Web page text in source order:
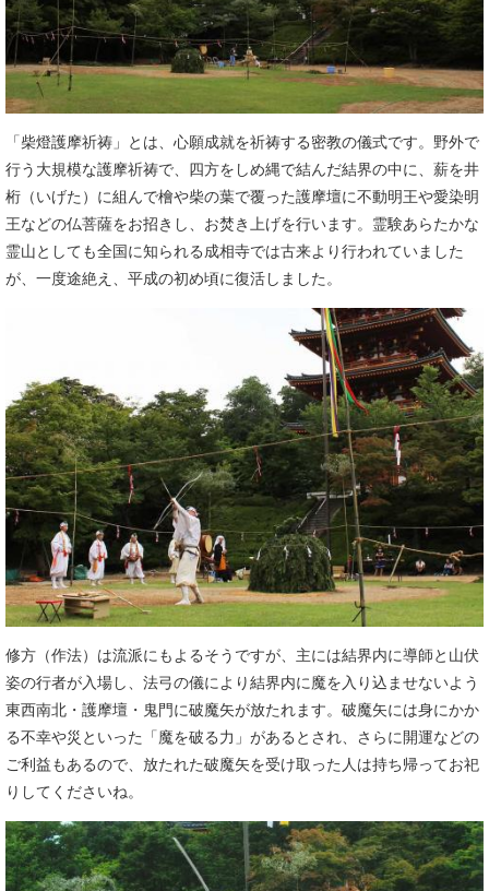
「柴燈護摩祈祷」とは、心願成就を祈祷する密教の儀式です。野外で
行う大規模な護摩祈祷で、四方をしめ縄で結んだ結界の中に、薪を井
桁（いげた）に組んで檜や柴の葉で覆った護摩壇に不動明王や愛染明
王などの仏菩薩をお招きし、お焚き上げを行います。霊験あらたかな
霊山としても全国に知られる成相寺では古来より行われていました
が、一度途絶え、平成の初め頃に復活しました。
修方（作法）は流派にもよるそうですが、主には結界内に導師と山伏
姿の行者が入場し、法弓の儀により結界内に魔を入り込ませないよう
東西南北・護摩壇・鬼門に破魔矢が放たれます。破魔矢には身にかか
る不幸や災といった「魔を破る力」があるとされ、さらに開運などの
ご利益もあるので、放たれた破魔矢を受け取った人は持ち帰ってお祀
りしてくださいね。